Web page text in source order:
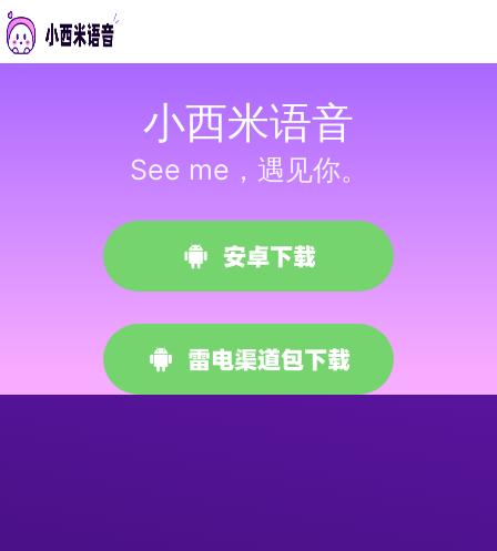
小西米语音
See me，遇见你。
安卓下载
雷电渠道包下载